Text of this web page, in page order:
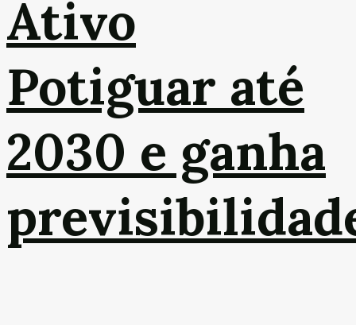
Ativo
Potiguar até
2030 e ganha